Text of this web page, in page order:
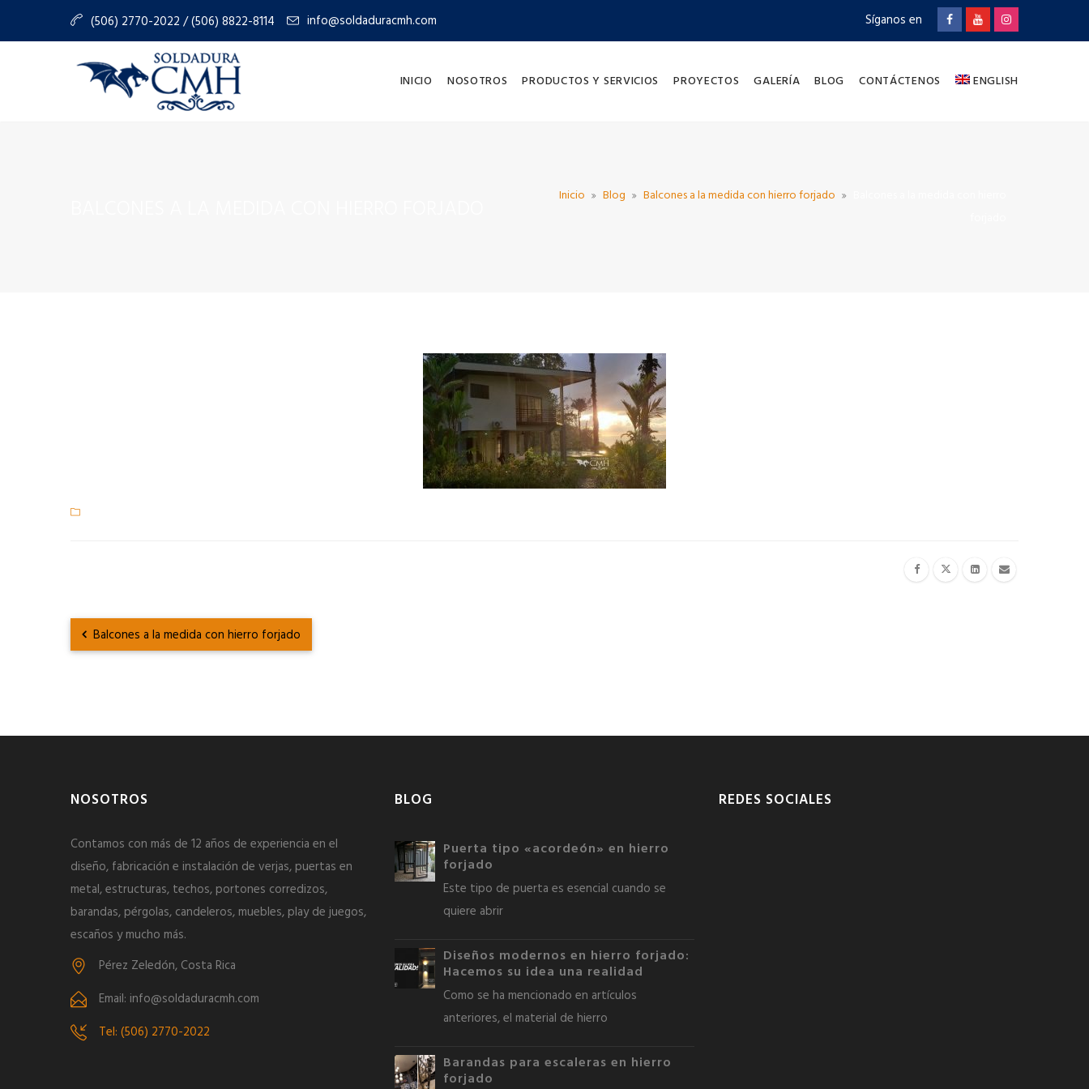
(506) 2770-2022 / (506) 8822-8114 info@soldaduracmh.com Síganos en
INICIO NOSOTROS PRODUCTOS Y SERVICIOS PROYECTOS GALERÍA BLOG CONTÁCTENOS ENGLISH
Inicio Blog Balcones a la medida con hierro forjado
Balcones a la medida con hierro forjado
NOSOTROS
Contamos con más de 12 años de experiencia en el
diseño, fabricación e instalación de verjas, puertas en
metal, estructuras, techos, portones corredizos,
barandas, pérgolas, candeleros, muebles, play de juegos,
escaños y mucho más.
Pérez Zeledón, Costa Rica
Email: info@soldaduracmh.com
Tel: (506) 2770-2022
BLOG
Puerta tipo «acordeón» en hierro
forjado
Este tipo de puerta es esencial cuando se
quiere abrir
Diseños modernos en hierro forjado:
Hacemos su idea una realidad
Como se ha mencionado en artículos
anteriores, el material de hierro
Barandas para escaleras en hierro
forjado
REDES SOCIALES